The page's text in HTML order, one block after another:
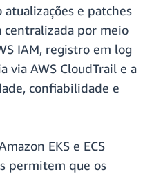
e patches
centralizada por meio
IAM, registro em log
via AWS CloudTrail e a
confiabilidade e
EKS e ECS
permitem que os